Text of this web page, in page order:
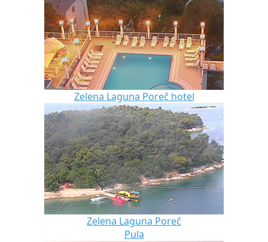
Zelena Laguna Poreč hotel
Zelena Laguna Poreč
Pula